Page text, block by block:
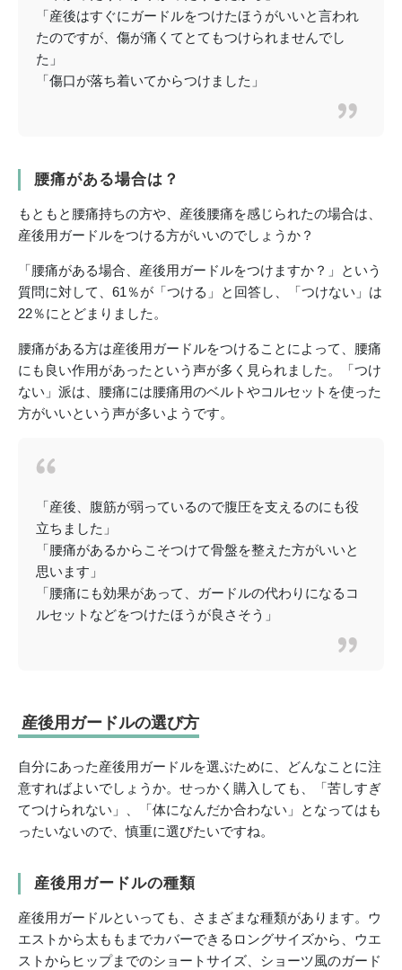
「産後はすぐにガードルをつけたほうがいいと言われ
たのですが、傷が痛くてとてもつけられませんでし
た」
「傷口が落ち着いてからつけました」
腰痛がある場合は？
もともと腰痛持ちの方や、産後腰痛を感じられたの場合は、
産後用ガードルをつける方がいいのでしょうか？
「腰痛がある場合、産後用ガードルをつけますか？」という
質問に対して、61％が「つける」と回答し、「つけない」は
22％にとどまりました。
腰痛がある方は産後用ガードルをつけることによって、腰痛
にも良い作用があったという声が多く見られました。「つけ
ない」派は、腰痛には腰痛用のベルトやコルセットを使った
方がいいという声が多いようです。
「産後、腹筋が弱っているので腹圧を支えるのにも役
立ちました」
「腰痛があるからこそつけて骨盤を整えた方がいいと
思います」
「腰痛にも効果があって、ガードルの代わりになるコ
ルセットなどをつけたほうが良さそう」
産後用ガードルの選び方
自分にあった産後用ガードルを選ぶために、どんなことに注
意すればよいでしょうか。せっかく購入しても、「苦しすぎ
てつけられない」、「体になんだか合わない」となってはも
ったいないので、慎重に選びたいですね。
産後用ガードルの種類
産後用ガードルといっても、さまざまな種類があります。ウ
エストから太ももまでカバーできるロングサイズから、ウエ
ストからヒップまでのショートサイズ、ショーツ風のガード